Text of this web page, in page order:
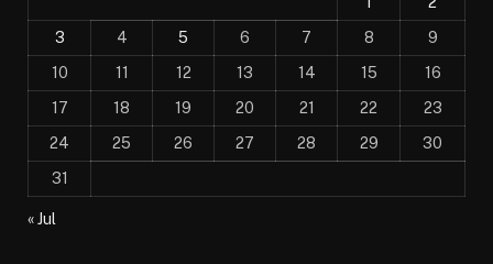
3
4 5 6 7 8
9
10
11 12 13 14 15
16
17
18 19 20 21 22
23
24
25 26 27 28 29
30
31
« Jul